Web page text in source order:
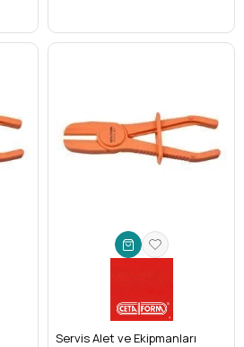
Servis Alet ve Ekipmanları